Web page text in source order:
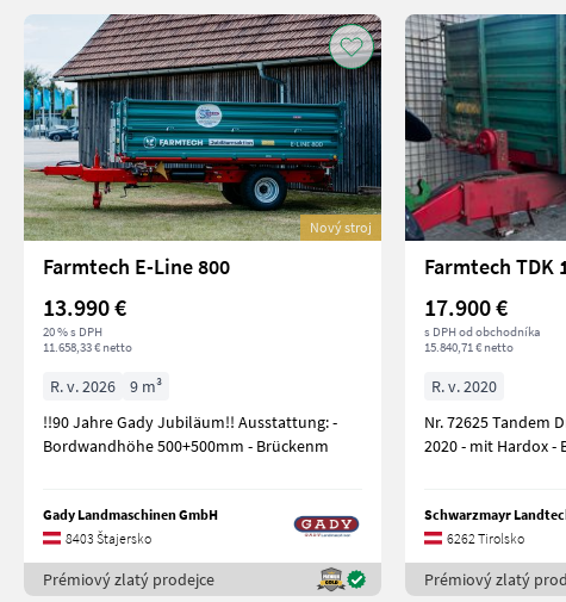
Nový stroj
Farmtech E-Line 800
13.990 €
20 % s DPH
11.658,33 € netto
R. v. 2026
9 m³
!!90 Jahre Gady Jubiläum!! Ausstattung: -
Bordwandhöhe 500+500mm - Brückenm
Gady Landmaschinen GmbH
8403 Štajersko
Prémiový zlatý prodejce
Farmtech TDK
17.900 €
s DPH od obchodníka
15.840,71 € netto
R. v. 2020
Nr. 72625 Tandem
6262 Tirolsko
Prémiový zlatý